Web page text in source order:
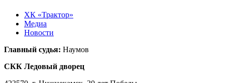
ХК «Трактор»
Медиа
Новости
Главный судья: Наумов
СКК Ледовый дворец